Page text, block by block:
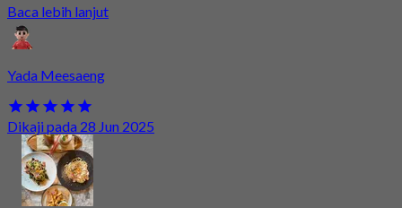
Baca lebih lanjut
Yada Meesaeng
Dikaji pada 28 Jun 2025